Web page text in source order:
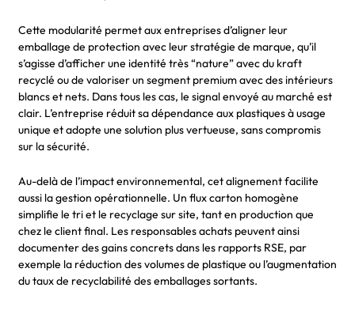
Cette modularité permet aux entreprises d’aligner leur
emballage de protection avec leur stratégie de marque, qu’il
s’agisse d’afficher une identité très “nature” avec du kraft
recyclé ou de valoriser un segment premium avec des intérieurs
blancs et nets. Dans tous les cas, le signal envoyé au marché est
clair. L’entreprise réduit sa dépendance aux plastiques à usage
unique et adopte une solution plus vertueuse, sans compromis
sur la sécurité.
Au-delà de l’impact environnemental, cet alignement facilite
aussi la gestion opérationnelle. Un flux carton homogène
simplifie le tri et le recyclage sur site, tant en production que
chez le client final. Les responsables achats peuvent ainsi
documenter des gains concrets dans les rapports RSE, par
exemple la réduction des volumes de plastique ou l’augmentation
du taux de recyclabilité des emballages sortants.